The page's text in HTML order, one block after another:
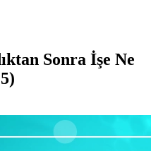
Sonra İşe Ne